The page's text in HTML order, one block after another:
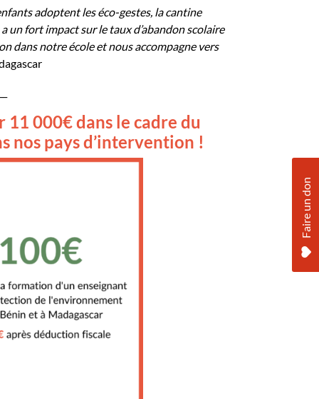
adoptent leséco-gestes, la cantine
un fort impact sur le taux d’abandon scolaire
dans notre école et nous accompagne vers
11 000€ dans le cadre du
nos pays d’intervention !
Faire un don